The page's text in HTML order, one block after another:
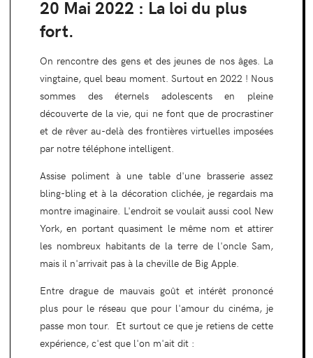
20 Mai 2022 : La loi du plus
fort.
On rencontre des gens et des jeunes de nos âges. La
vingtaine, quel beau moment. Surtout en 2022 ! Nous
sommes des éternels adolescents en pleine
découverte de la vie, qui ne font que de procrastiner
et de rêver au-delà des frontières virtuelles imposées
par notre téléphone intelligent.
Assise poliment à une table d'une brasserie assez
bling-bling et à la décoration clichée, je regardais ma
montre imaginaire. L'endroit se voulait aussi cool New
York, en portant quasiment le même nom et attirer
les nombreux habitants de la terre de l'oncle Sam,
mais il n'arrivait pas à la cheville de Big Apple.
Entre drague de mauvais goût et intérêt prononcé
plus pour le réseau que pour l'amour du cinéma, je
passe mon tour. Et surtout ce que je retiens de cette
expérience, c'est que l'on m'ait dit :